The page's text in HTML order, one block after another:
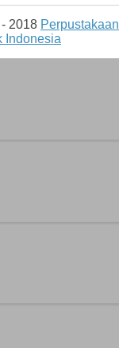
2018 Perpustakaan
Indonesia